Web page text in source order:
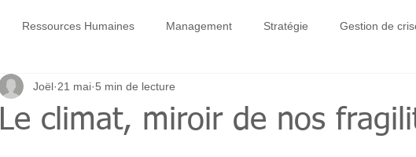
Ressources Humaines Management Stratégie Gestion de
Le climat, miroir de nos
Joël 21 mai 5 min de lecture